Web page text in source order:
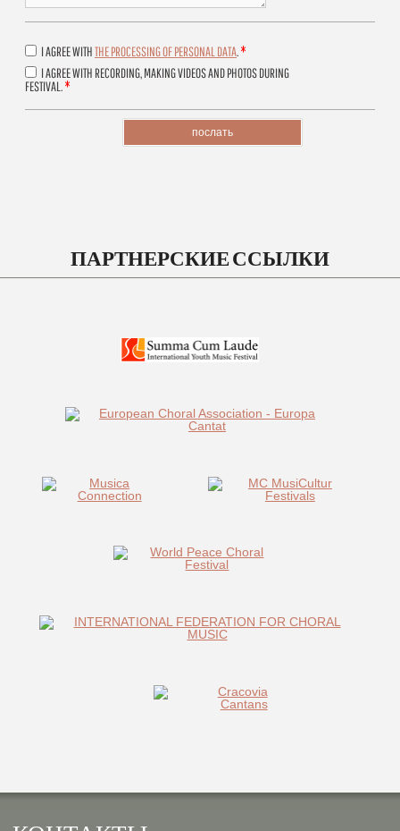
I AGREE WITHTHE PROCESSING OF PERSONAL DATA.*
I AGREE WITH RECORDING, MAKING VIDEOS AND PHOTOS DURING
FESTIVAL.*
послать
ПАРТНЕРСКИЕ ССЫЛКИ